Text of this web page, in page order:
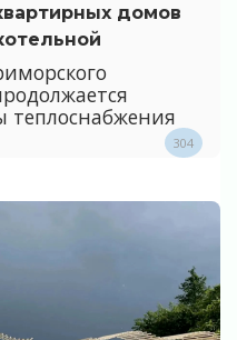
домов
теплоснабжения
304